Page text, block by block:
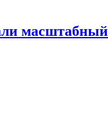
масштабный